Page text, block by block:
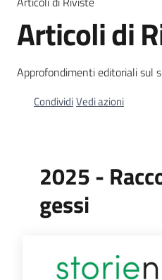
e
riconoscimento
Comunicazione
Articoli di
Approfondimenti editoriali sul
CondividiVedi azioni
2025 -
gessi